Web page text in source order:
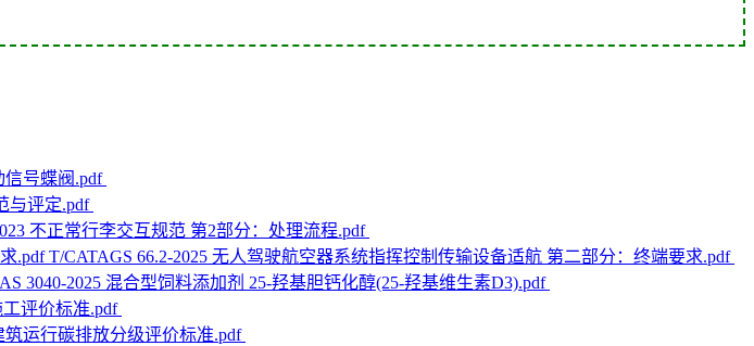
信号蝶阀.pdf
与评定.pdf
不正常行李交互规范 第2部分：处理流程.pdf
T/CATAGS 66.2-2025 无人驾驶航空器系统指挥控制传输设备适航 第二部分：终端要求.pdf
3040-2025 混合型饲料添加剂 25-羟基胆钙化醇(25-羟基维生素D3).pdf
工评价标准.pdf
筑运行碳排放分级评价标准.pdf